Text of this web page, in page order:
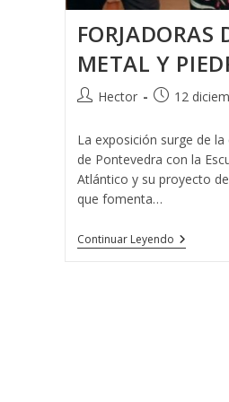
FORJADORAS
METAL Y
Autor
la
entrada:
Hector
Publicación
la
entrada:
12
La exposición surge de
de Pontevedra con la
Atlántico y su proyecto
que fomenta…
Continuar Leyendo
DE